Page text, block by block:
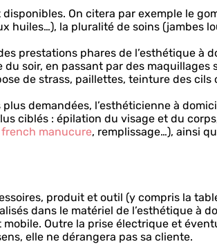
On citera par exemple le
huiles…), la pluralité de soins (jambes
prestations phares de l’esthétique à
soir, en passant par des
de strass, paillettes, teinture des cils
demandées, l’esthéticienne à
ciblés : épilation du visage et du
french manucure, remplissage…), ainsi
produit et outil (y compris la
dans le matériel de l’esthétique à
Outre la prise électrique et
elle ne dérangera pas sa cliente.